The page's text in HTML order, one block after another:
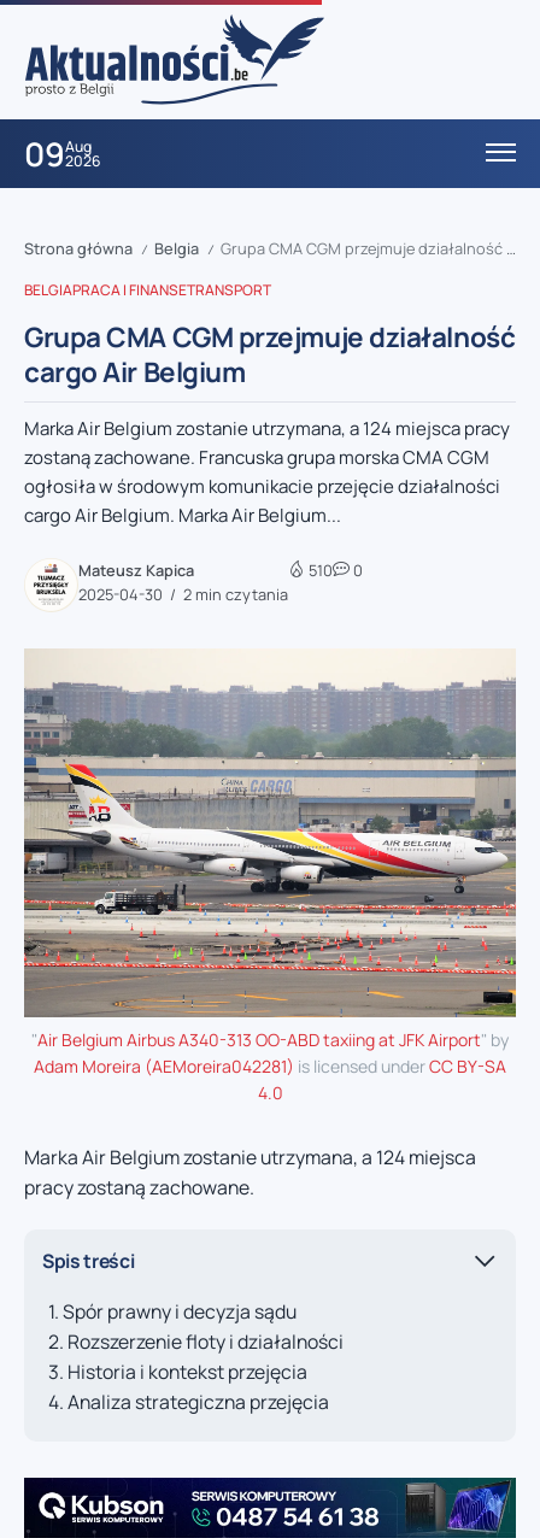
09Aug
2026
Strona główna / Belgia / Grupa CMA CGM przejmuje działalność cargo Air Belgium
BELGIAPRACA I FINANSETRANSPORT
Grupa CMA CGM przejmuje działalność
cargo Air Belgium
Marka Air Belgium zostanie utrzymana, a 124 miejsca pracy
zostaną zachowane. Francuska grupa morska CMA CGM
ogłosiła w środowym komunikacie przejęcie działalności
cargo Air Belgium. Marka Air Belgium...
Mateusz Kapica
2025-04-30
2 min czytania
510 0
"Air Belgium Airbus A340-313 OO-ABD taxiing at JFK Airport" by
Adam Moreira (AEMoreira042281) is licensed underCC BY-SA
4.0
Marka Air Belgium zostanie utrzymana, a 124 miejsca
pracy zostaną zachowane.
Spis treści
Spór prawny i decyzja sądu
Rozszerzenie floty i działalności
Historia i kontekst przejęcia
Analiza strategiczna przejęcia